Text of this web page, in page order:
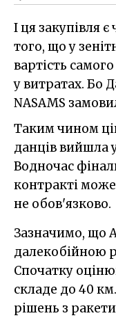
І ця закупівля
того, що у
вартість
у витратах. Бо
NASAMS
Таким чином
данців вийшла
Водночас
контракті
не обов'язково.
Зазначимо, що
далекобійною
Спочатку
складе до 40
рішень з